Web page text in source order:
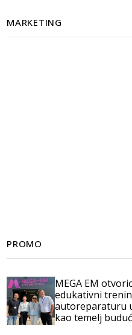
MARKETING
PROMO
MEGA EM
edukativni
autoreparaturu
kao temelj